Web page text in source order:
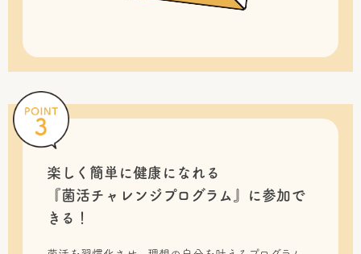
楽しく簡単に健康になれる
『菌活チャレンジプログラム』に 参加で
きる！